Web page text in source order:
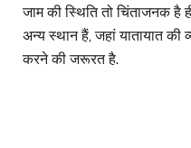
जाम की स्थिति तो चिंताजनक है
अन्य स्थान हैं, जहां यातायात
करने की जरूरत है.